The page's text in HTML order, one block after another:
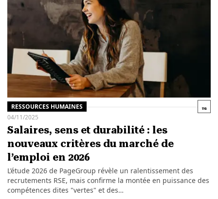
RESSOURCES HUMAINES
04/11/2025
Salaires, sens et durabilité : les
nouveaux critères du marché de
l’emploi en 2026
L’étude 2026 de PageGroup révèle un ralentissement des
recrutements RSE, mais confirme la montée en puissance des
compétences dites "vertes" et des…